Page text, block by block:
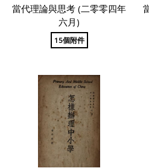
當代理論與思考 (二零零四年
六月)
15個附件